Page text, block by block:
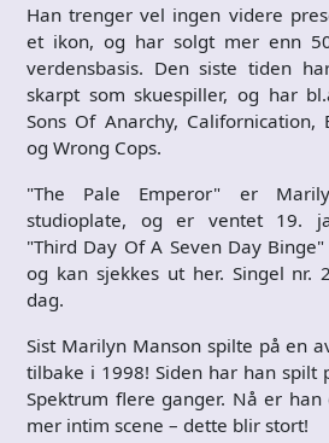
Han trenger vel ingen videre
et ikon, og har solgt mer enn
verdensbasis. Den siste tiden
skarpt som skuespiller, og har
Sons Of Anarchy, Californication,
og Wrong Cops.
"The Pale Emperor" er
studioplate, og er ventet 19.
"Third Day Of A Seven Day
og kan sjekkes ut her. Singel nr.
dag.
Sist Marilyn Manson spilte på en
tilbake i 1998! Siden har han spilt
Spektrum flere ganger. Nå er
mer intim scene – dette blir stort!